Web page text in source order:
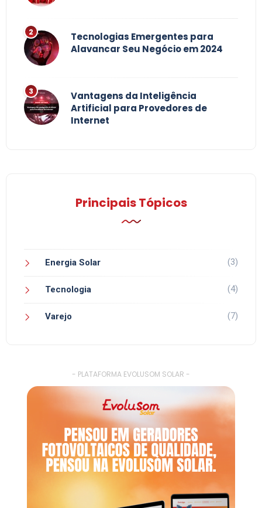
Tecnologias Emergentes para
Alavancar Seu Negócio em 2024
Vantagens da Inteligência
Artificial para Provedores de
Internet
Principais Tópicos
Energia Solar (3)
Tecnologia (4)
Varejo (7)
- PLATAFORMA EVOLUSOM SOLAR -